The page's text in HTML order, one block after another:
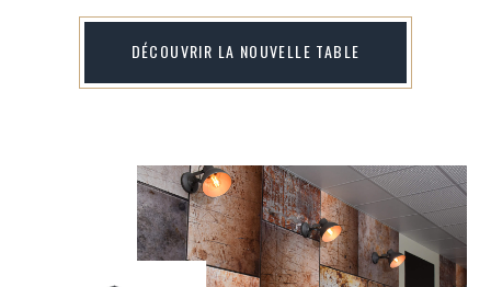
DÉCOUVRIR LA NOUVELLE TABLE